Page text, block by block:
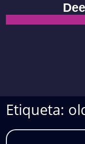
content
Etiqueta: